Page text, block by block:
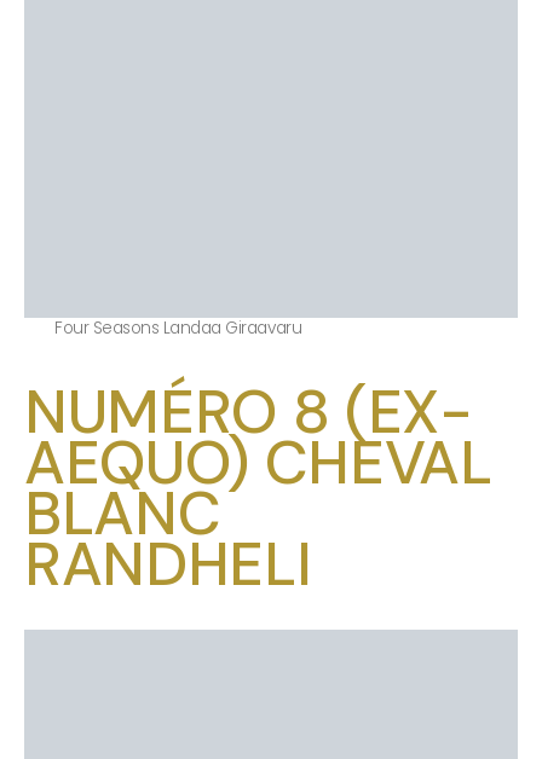
Four Seasons Landaa Giraavaru
NUMÉRO 8 (EX-
AEQUO) CHEVAL
BLANC
RANDHELI